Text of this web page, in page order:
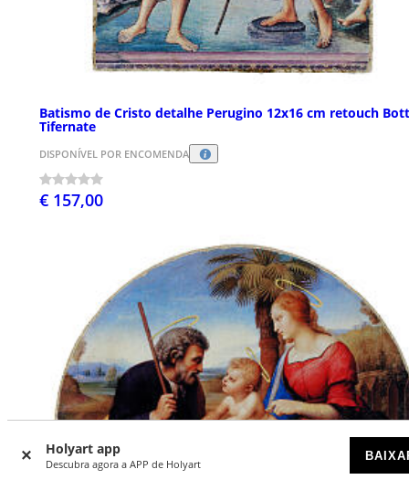
Holyart app
Descubra agora a APP de Holyart
Batismo de Cristo detalhe Perugino 12x16 cm retouch
Tifernate
DISPONÍVEL POR ENCOMENDA
€ 157,00